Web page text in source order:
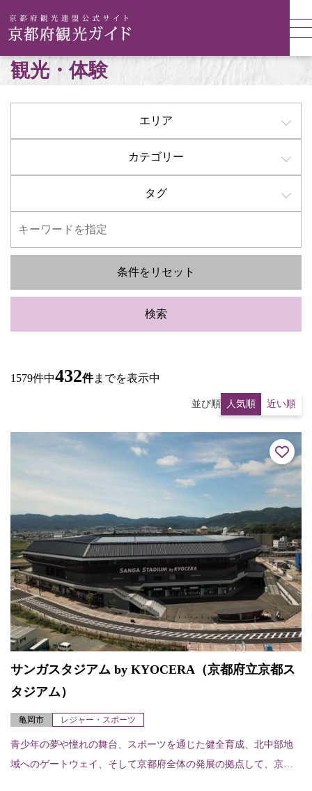
観光・体験
エリア
カテゴリー
タグ
条件をリセット
検索
1579件中432件までを表示中
並び順 人気順 近い順
サンガスタジアム by KYOCERA（京都府立京都ス
タジアム）
亀岡市 レジャー・スポーツ
青少年の夢や憧れの舞台、スポーツを通じた健全育成、北中部地
域へのゲートウェイ、そして京都府全体の発展の拠点して、京都